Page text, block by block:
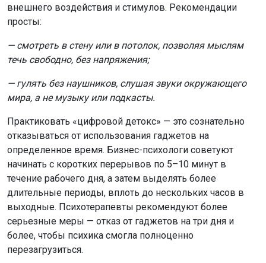
внешнего воздействия и стимулов. Рекомендации
просты:
— смотреть в стену или в потолок, позволяя мыслям
течь свободно, без напряжения;
— гулять без наушников, слушая звуки окружающего
мира, а не музыку или подкасты.
Практиковать «цифровой детокс» — это сознательно
отказываться от использования гаджетов на
определенное время. Бизнес-психологи советуют
начинать с коротких перерывов по 5–10 минут в
течение рабочего дня, а затем выделять более
длительные периоды, вплоть до нескольких часов в
выходные. Психотерапевты рекомендуют более
серьезные меры — отказ от гаджетов на три дня и
более, чтобы психика смогла полноценно
перезагрузиться.